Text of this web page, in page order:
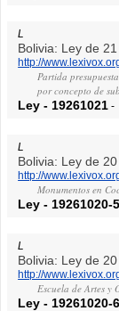
L
Bolivia: Ley de
http://
Partida
por concepto de
Ley - 19261021 -
L
Bolivia: Ley de
http://
Monumentos en
Ley - 19261020-5
L
Bolivia: Ley de
http://
Escuela de Artes
Ley - 19261020-6